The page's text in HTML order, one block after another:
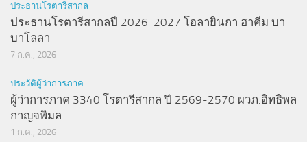
ประธานโรตารีสากล
ประธานโรตารีสากลปี 2026-2027 โอลายินกา ฮาคีม บา
บาโลลา
7 ก.ค., 2026
ประวัติผู้ว่าการภาค
ผู้ว่าการภาค 3340 โรตารีสากล ปี 2569-2570 ผวภ.อิทธิพล
กาญจพิมล
1 ก.ค., 2026